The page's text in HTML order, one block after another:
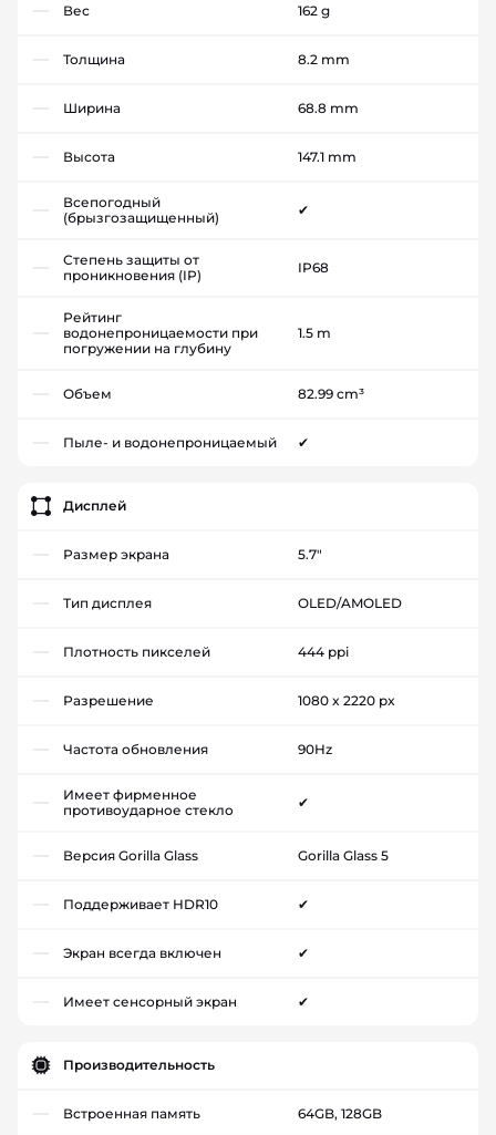
Вес 162 g
Толщина 8.2 mm
Ширина 68.8 mm
Высота 147.1 mm
Всепогодный
(брызгозащищенный)
✔
Степень защиты от
проникновения (IP)
IP68
Рейтинг
водонепроницаемости при
погружении на глубину
1.5 m
Объем 82.99 cm³
Пыле- и водонепроницаемый ✔
Дисплей
Размер экрана 5.7"
Тип дисплея OLED/AMOLED
Плотность пикселей 444 ppi
Разрешение 1080 x 2220 px
Частота обновления 90Hz
Имеет фирменное
противоударное стекло
✔
Версия Gorilla Glass Gorilla Glass 5
Поддерживает HDR10 ✔
Экран всегда включен ✔
Имеет сенсорный экран ✔
Производительность
Встроенная память 64GB, 128GB